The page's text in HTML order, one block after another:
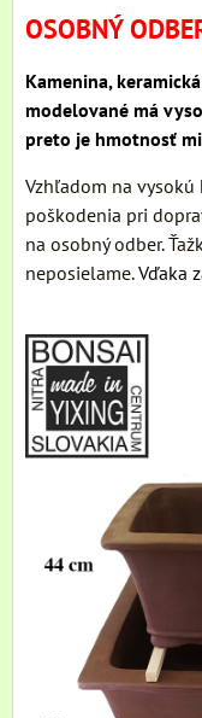
OSOBNÝ
Kamenina,
modelované má
preto je hmotnosť
Vzhľadom na
poškodenia pri
na osobný odber.
neposielame.Vďaka